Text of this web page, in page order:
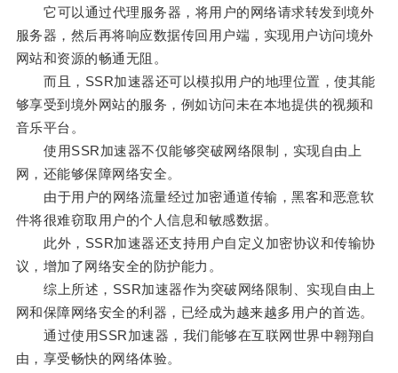
它可以通过代理服务器，将用户的网络请求转发到境外
服务器，然后再将响应数据传回用户端，实现用户访问境外
网站和资源的畅通无阻。
而且，SSR加速器还可以模拟用户的地理位置，使其能
够享受到境外网站的服务，例如访问未在本地提供的视频和
音乐平台。
使用SSR加速器不仅能够突破网络限制，实现自由上
网，还能够保障网络安全。
由于用户的网络流量经过加密通道传输，黑客和恶意软
件将很难窃取用户的个人信息和敏感数据。
此外，SSR加速器还支持用户自定义加密协议和传输协
议，增加了网络安全的防护能力。
综上所述，SSR加速器作为突破网络限制、实现自由上
网和保障网络安全的利器，已经成为越来越多用户的首选。
通过使用SSR加速器，我们能够在互联网世界中翱翔自
由，享受畅快的网络体验。